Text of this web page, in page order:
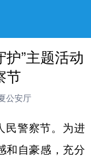
”主题活动
节
公安厅
警察节。为进
和自豪感，充分